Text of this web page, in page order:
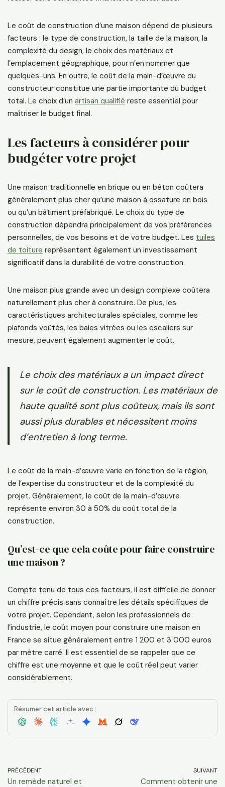
Le coût de construction d’une maison dépend de plusieurs
facteurs : le type de construction, la taille de la maison, la
complexité du design, le choix des matériaux et
l’emplacement géographique, pour n’en nommer que
quelques-uns. En outre, le coût de la main-d’œuvre du
constructeur constitue une partie importante du budget
total. Le choix d’un artisan qualifié reste essentiel pour
maîtriser le budget final.
Les facteurs à considérer pour
budgéter votre projet
Une maison traditionnelle en brique ou en béton coûtera
généralement plus cher qu’une maison à ossature en bois
ou qu’un bâtiment préfabriqué. Le choix du type de
construction dépendra principalement de vos préférences
personnelles, de vos besoins et de votre budget. Les tuiles
de toiture représentent également un investissement
significatif dans la durabilité de votre construction.
Une maison plus grande avec un design complexe coûtera
naturellement plus cher à construire. De plus, les
caractéristiques architecturales spéciales, comme les
plafonds voûtés, les baies vitrées ou les escaliers sur
mesure, peuvent également augmenter le coût.
Le choix des matériaux a un impact direct
sur le coût de construction. Les matériaux de
haute qualité sont plus coûteux, mais ils sont
aussi plus durables et nécessitent moins
d’entretien à long terme.
Le coût de la main-d’œuvre varie en fonction de la région,
de l’expertise du constructeur et de la complexité du
projet. Généralement, le coût de la main-d’œuvre
représente environ 30 à 50% du coût total de la
construction.
Qu’est-ce que cela coûte pour faire construire
une maison ?
Compte tenu de tous ces facteurs, il est difficile de donner
un chiffre précis sans connaître les détails spécifiques de
votre projet. Cependant, selon les professionnels de
l’industrie, le coût moyen pour construire une maison en
France se situe généralement entre 1 200 et 3 000 euros
par mètre carré. Il est essentiel de se rappeler que ce
chiffre est une moyenne et que le coût réel peut varier
considérablement.
Résumer cet article avec :
PRÉCÉDENT
Un remède naturel et
SUIVANT
Comment obtenir une